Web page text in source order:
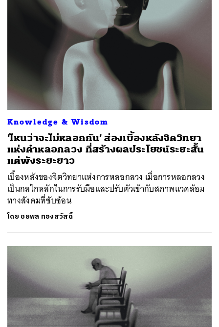
Knowledge & Wisdom
‘ไหนว่าจะไม่หลอกกัน’ ส่องเบื้องหลังจิตวิทยา
แห่งคำหลอกลวง ที่สร้างผลประโยชน์ระยะสั้น
แต่พังระยะยาว
เบื้องหลังของจิตวิทยาแห่งการหลอกลวง เมื่อการหลอกลวง
เป็นกลไกหลักในการรับมือและปรับตัวเข้ากับสภาพแวดล้อม
ทางสังคมที่ซับซ้อน
โดย ชยพล ทองสวัสดิ์